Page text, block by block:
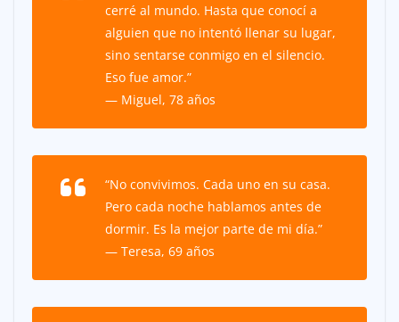
cerré al mundo. Hasta que conocí a
alguien que no intentó llenar su lugar,
sino sentarse conmigo en el silencio.
Eso fue amor.”
— Miguel, 78 años
“No convivimos. Cada uno en su casa.
Pero cada noche hablamos antes de
dormir. Es la mejor parte de mi día.”
— Teresa, 69 años